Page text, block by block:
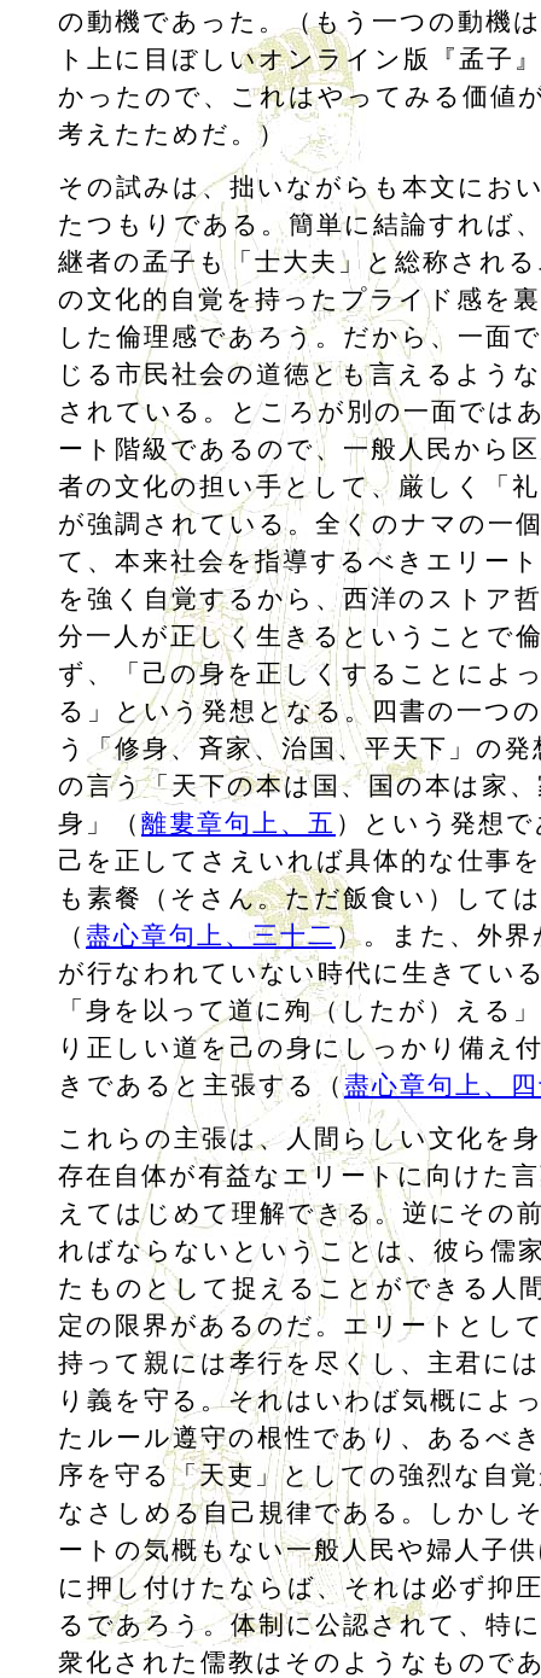
の動機であった。（もう一つの動機
ト上に目ぼしいオンライン版『孟子
かったので、これはやってみる価値
考えたためだ。）
その試みは、拙いながらも本文にお
たつもりである。簡単に結論すれば
継者の孟子も「士大夫」と総称され
の文化的自覚を持ったプライド感を
した倫理感であろう。だから、一面
じる市民社会の道徳とも言えるよう
されている。ところが別の一面では
ート階級であるので、一般人民から
者の文化の担い手として、厳しく「
が強調されている。全くのナマの一
て、本来社会を指導するべきエリー
を強く自覚するから、西洋のストア
分一人が正しく生きるということで
ず、「己の身を正しくすることによ
る」という発想となる。四書の一つ
う「修身、斉家、治国、平天下」の
の言う「天下の本は国、国の本は家
身」（ 離婁章句上、五 ）という発想
己を正してさえいれば具体的な仕事
も素餐（そさん。ただ飯食い）して
（ 盡心章句上、三十二）。また、外
が行なわれていない時代に生きてい
「身を以って道に殉（したが）える
り正しい道を己の身にしっかり備え
きであると主張する（盡心章句上、
これらの主張は、人間らしい文化を
存在自体が有益なエリートに向けた
えてはじめて理解できる。逆にその
ればならないということは、彼ら儒
たものとして捉えることができる人
定の限界があるのだ。エリートとし
持って親には孝行を尽くし、主君に
り義を守る。それはいわば気概によ
たルール遵守の根性であり、あるべ
序を守る「天吏」としての強烈な自
なさしめる自己規律である。しかし
ートの気概もない一般人民や婦人子
に押し付けたならば、それは必ず抑
るであろう。体制に公認されて、特
衆化された儒教はそのようなもので